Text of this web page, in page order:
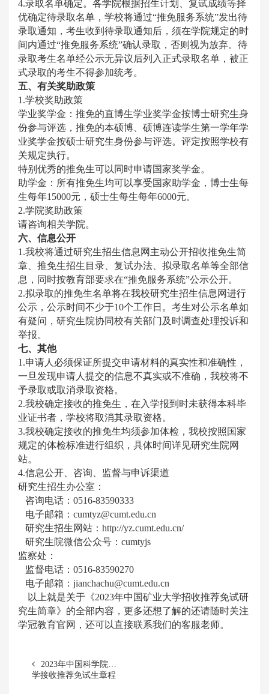
4.录取名单确定。各学院根据招生计划、复试成绩等择
优确定待录取名单，学校将通过“推免服务系统”发出待
录取通知，考生收到待录取通知后，须在学院规定的时
间内通过“推免服务系统”确认录取，否则视为放弃。待
录取考生名单经公示无异议后列入正式录取名单，被正
式录取的考生不得参加统考。
五、有关奖助政策
1.学校奖助政策
学业奖学金：推免的直博生学业奖学金按博士研究生身
份参与评选，推免的本硕博、硕博连读学生第一学年学
业奖学金按硕士研究生身份参与评选。评定按照学校有
关规定执行。
特别优秀的推免生可以同时申请国家奖学金。
助学金：所有推免生均可以享受国家助学金，博士生每
生每年15000元，硕士生每生每年6000元。
2.学院奖助政策
请咨询相关学院。
六、信息公开
1.我校将通过研究生招生信息网主动公开招收推免生简
章、推免生招生目录、复试办法、拟录取名单等全部信
息，同时按教育部要求在“推免服务系统”公示公开。
2.拟录取的推免生名单将在我校研究生招生信息网进行
公示，公示时间不少于10个工作日。考生对公示名单如
有疑问，研究生院协同校有关部门及时调查处理投诉和
举报。
七、其他
1.申请人必须保证所提交申请材料的真实性和准确性，
一旦发现申请人提交的信息不真实或不准确，我校将不
予录取或取消录取资格。
2.我校确定接收的推免生，在入学报到时未获得本科毕
业证书者，学校将取消其录取资格。
3.我校确定接收的推免生均须参加体检，我校按照国家
规定的体检标准进行组织，具体时间详见研究生院网
站。
4.信息公开、咨询、监督与申诉渠道
研究生招生办公室：
咨询电话：0516-83590333
电子邮箱：cumtyz@cumt.edu.cn
研究生招生网站：http://yz.cumt.edu.cn/
研究生院微信公众号：cumtyjs
监察处：
监督电话：0516-83590270
电子邮箱：jianchachu@cumt.edu.cn
以上就是关于《2023年中国矿业大学招收推荐免试研
究生简章》的全部内容，更多还想了解的还请随时关注
学冠教育官网，还可以直接联系我们的客服老师。
2023年中国科学院大
学接收推荐免试生章程